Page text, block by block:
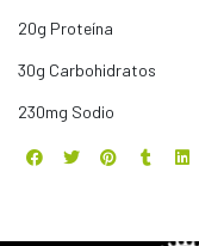
20g Proteína
30g Carbohidratos
230mg Sodio